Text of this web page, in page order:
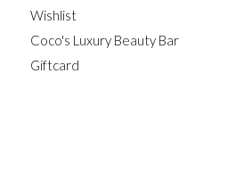
Wishlist
Coco's Luxury Beauty Bar
Giftcard